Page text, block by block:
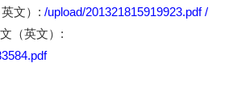
英文）: /upload/201321815919923.pdf /
（英文）: